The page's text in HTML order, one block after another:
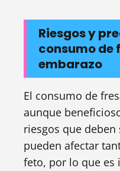
Riesgos y
consumo de
embarazo
El consumo de
aunque
riesgos que deben
pueden afectar
feto, por lo que es